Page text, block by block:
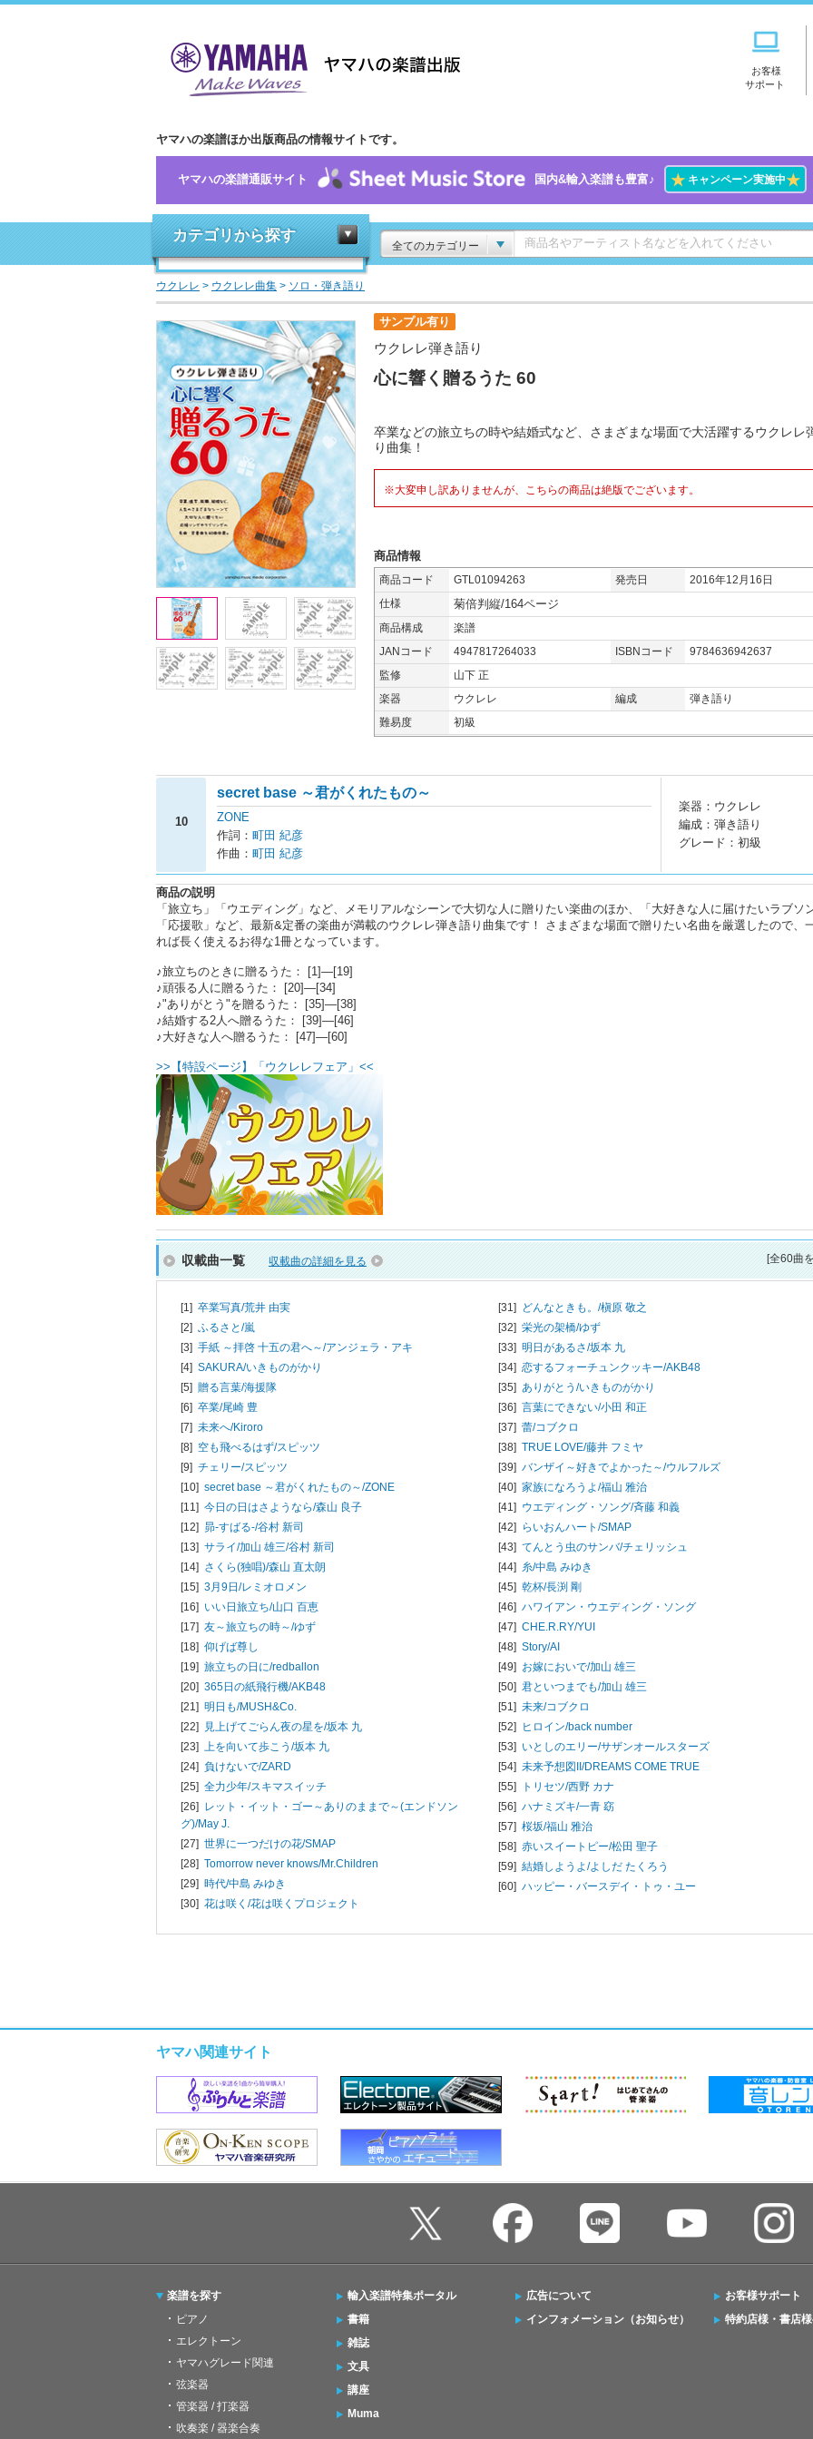
お客様
サポート
ヤマハの楽譜ほか出版商品の情報サイトです。
ヤマハの楽譜通販サイト 国内&輸入楽譜も豊富♪ ★キャンペーン実施中★
カテゴリから探す
全てのカテゴリー
ウクレレ > ウクレレ曲集 > ソロ・弾き語り
サンプル有り
ウクレレ弾き語り
心に響く贈るうた 60
卒業などの旅立ちの時や結婚式など、さまざまな場面で大活躍するウクレレ
り曲集！
※大変申し訳ありませんが、こちらの商品は絶版でございます。
商品情報
商品コード GTL01094263 発売日
2016年12月16日
仕様
菊倍判縦/164ページ
商品構成
楽譜
JANコード
4947817264033 ISBNコード
9784636942637
監修
山下 正
楽器
ウクレレ 編成
弾き語り
難易度
初級
10
secret base ～君がくれたもの～
ZONE
作詞： 町田 紀彦
作曲： 町田 紀彦
楽器：ウクレレ
編成：弾き語り
グレード：初級
商品の説明
「旅立ち」「ウエディング」など、メモリアルなシーンで大切な人に贈りたい楽曲のほか、「大好きな人に届けたいラブソ
「応援歌」など、最新&定番の楽曲が満載のウクレレ弾き語り曲集です！ さまざまな場面で贈りたい名曲を厳選したので、
れば長く使えるお得な1冊となっています。
♪旅立ちのときに贈るうた： [1]―[19]
♪頑張る人に贈るうた： [20]―[34]
♪"ありがとう"を贈るうた： [35]―[38]
♪結婚する2人へ贈るうた： [39]―[46]
♪大好きな人へ贈るうた： [47]―[60]
>>【特設ページ】「ウクレレフェア」<<
収載曲一覧 収載曲の詳細を見る [全60曲
[1] 卒業写真/荒井 由実
[2] ふるさと/嵐
[3] 手紙 ～拝啓 十五の君へ～/アンジェラ・アキ
[4] SAKURA/いきものがかり
[5] 贈る言葉/海援隊
[6] 卒業/尾崎 豊
[7] 未来へ/Kiroro
[8] 空も飛べるはず/スピッツ
[9] チェリー/スピッツ
[10] secret base ～君がくれたもの～/ZONE
[11] 今日の日はさようなら/森山 良子
[12] 昴-すばる-/谷村 新司
[13] サライ/加山 雄三/谷村 新司
[14] さくら(独唱)/森山 直太朗
[15] 3月9日/レミオロメン
[16] いい日旅立ち/山口 百恵
[17] 友～旅立ちの時～/ゆず
[18] 仰げば尊し
[19] 旅立ちの日に/redballon
[20] 365日の紙飛行機/AKB48
[21] 明日も/MUSH&Co.
[22]
見上げてごらん夜の星を/坂本 九
[23] 上を向いて歩こう/坂本 九
[24] 負けないで/ZARD
[25] 全力少年/スキマスイッチ
[26] レット・イット・ゴー～ありのままで～(エンドソン
グ)/May J.
[27] 世界に一つだけの花/SMAP
[28] Tomorrow never knows/Mr.Children
[29] 時代/中島 みゆき
[30] 花は咲く/花は咲くプロジェクト
[31] どんなときも。/槇原 敬之
[32] 栄光の架橋/ゆず
[33] 明日があるさ/坂本 九
[34] 恋するフォーチュンクッキー/AKB48
[35] ありがとう/いきものがかり
[36] 言葉にできない/小田 和正
[37] 蕾/コブクロ
[38] TRUE LOVE/藤井 フミヤ
[39] バンザイ～好きでよかった～/ウルフルズ
[40] 家族になろうよ/福山 雅治
[41] ウエディング・ソング/斉藤 和義
[42]
らいおんハート/SMAP
[43] てんとう虫のサンバ/チェリッシュ
[44] 糸/中島 みゆき
[45] 乾杯/長渕 剛
[46] ハワイアン・ウエディング・ソング
[47] CHE.R.RY/YUI
[48] Story/AI
[49] お嫁においで/加山 雄三
[50] 君といつまでも/加山 雄三
[51] 未来/コブクロ
[52]
ヒロイン/back number
[53] いとしのエリー/サザンオールスターズ
[54] 未来予想図II/DREAMS COME TRUE
[55]
トリセツ/西野 カナ
[56] ハナミズキ/一青 窈
[57] 桜坂/福山 雅治
[58] 赤いスイートピー/松田 聖子
[59] 結婚しようよ/よしだ たくろう
[60] ハッピー・バースデイ・トゥ・ユー
ヤマハ関連サイト
楽譜を探す
ピアノ
エレクトーン
ヤマハグレード関連
弦楽器
管楽器 / 打楽器
吹奏楽 / 器楽合奏
輸入楽譜特集ポータル
書籍
雑誌
文具
講座
Muma
広告について
インフォメーション（お知らせ）
お客様サポート
特約店様・書店